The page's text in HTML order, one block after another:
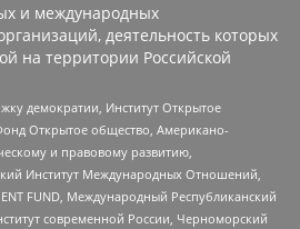
и международных
деятельность которых
на территории Российской
демократии, Институт Открытое
Открытое общество, Американо-
и правовому развитию,
Институт Международных Отношений,
FUND, Международный Республиканский
современной России, Черноморский